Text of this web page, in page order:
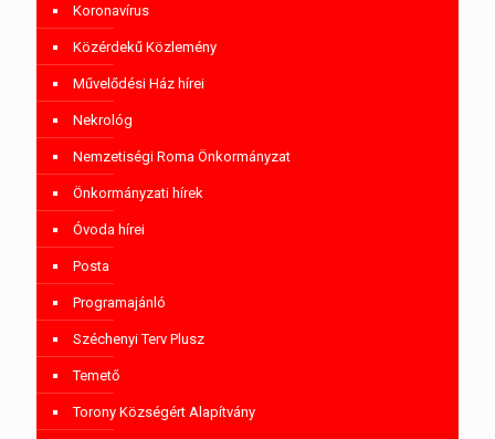
Koronavírus
Közérdekű Közlemény
Művelődési Ház hírei
Nekrológ
Nemzetiségi Roma Önkormányzat
Önkormányzati hírek
Óvoda hírei
Posta
Programajánló
Széchenyi Terv Plusz
Temető
Torony Községért Alapítvány